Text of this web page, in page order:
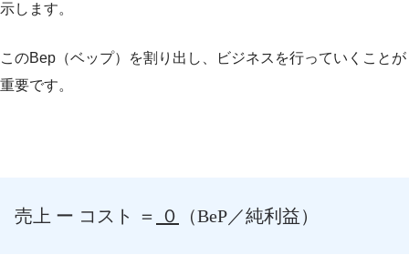
示します。
このBep（ベップ）を割り出し、ビジネスを行っていくことが
重要です。
売上 ー コスト ＝ ０ （BeP／純利益）